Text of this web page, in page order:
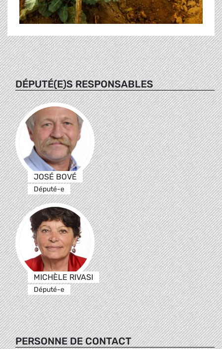
DÉPUTÉ(E)S RESPONSABLES
JOSÉ BOVÉ
Député-e
MICHÈLE RIVASI
Député-e
PERSONNE DE CONTACT